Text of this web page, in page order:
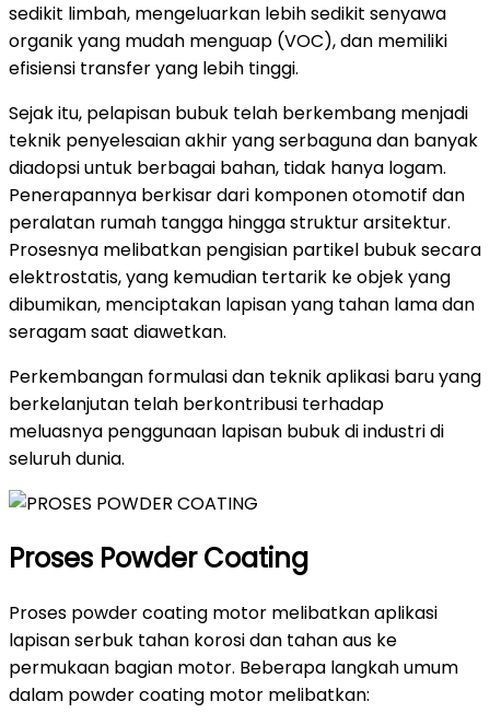
sedikit limbah, mengeluarkan lebih sedikit senyawa
organik yang mudah menguap (VOC), dan memiliki
efisiensi transfer yang lebih tinggi.
Sejak itu, pelapisan bubuk telah berkembang menjadi
teknik penyelesaian akhir yang serbaguna dan banyak
diadopsi untuk berbagai bahan, tidak hanya logam.
Penerapannya berkisar dari komponen otomotif dan
peralatan rumah tangga hingga struktur arsitektur.
Prosesnya melibatkan pengisian partikel bubuk secara
elektrostatis, yang kemudian tertarik ke objek yang
dibumikan, menciptakan lapisan yang tahan lama dan
seragam saat diawetkan.
Perkembangan formulasi dan teknik aplikasi baru yang
berkelanjutan telah berkontribusi terhadap
meluasnya penggunaan lapisan bubuk di industri di
seluruh dunia.
Proses Powder Coating
Proses powder coating motor melibatkan aplikasi
lapisan serbuk tahan korosi dan tahan aus ke
permukaan bagian motor. Beberapa langkah umum
dalam powder coating motor melibatkan: